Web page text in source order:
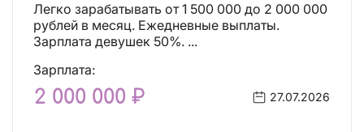
Легко зарабатывать от 1 500 000 до 2 000 000
рублей в месяц. Ежедневные выплаты.
Зарплата девушек 50%. ...
Зарплата:
2 000 000 ₽ 27.07.2026